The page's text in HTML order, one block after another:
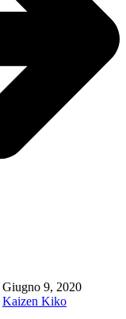
Giugno 9, 2020
Kaizen Kiko